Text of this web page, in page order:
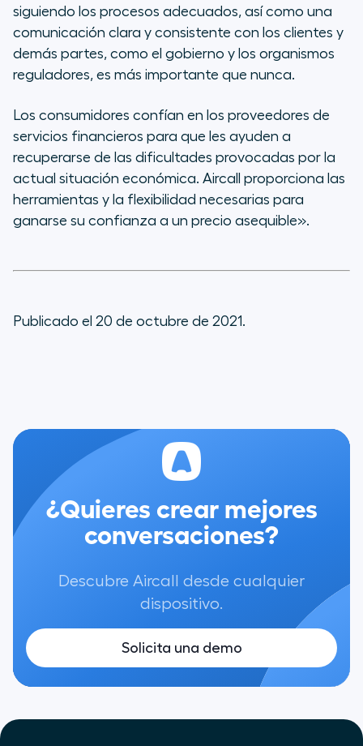
siguiendo los procesos adecuados, así como una
comunicación clara y consistente con los clientes y
demás partes, como el gobierno y los organismos
reguladores, es más importante que nunca.
Los consumidores confían en los proveedores de
servicios financieros para que les ayuden a
recuperarse de las dificultades provocadas por la
actual situación económica. Aircall proporciona las
herramientas y la flexibilidad necesarias para
ganarse su confianza a un precio asequible».
Publicado el 20 de octubre de 2021.
¿Quieres crear mejores
conversaciones?
Descubre Aircall desde cualquier
dispositivo.
Solicita una demo